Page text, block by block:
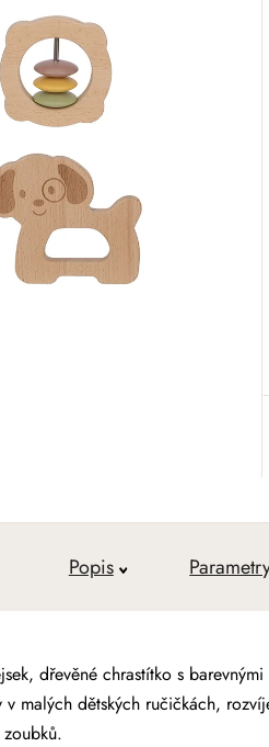
Popis
dřevěné chrastítko s
malých dětských ručičkách,